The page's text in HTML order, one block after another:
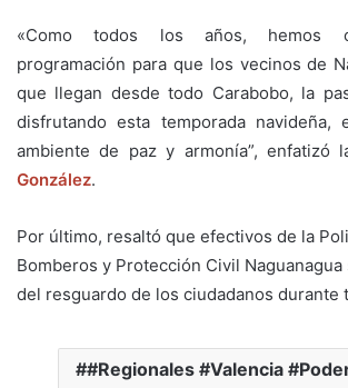
«Como todos los años, hemos
programación para que los vecinos de
que llegan desde todo Carabobo, la
disfrutando esta temporada
ambiente de paz y armonía”, enfatizó
González.
Por último, resaltó que efectivos de la
Bomberos y Protección Civil Naguanagua
del resguardo de los ciudadanos durante
#Regionales #Valencia